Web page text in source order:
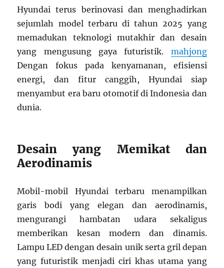
Hyundai terus berinovasi dan menghadirkan
sejumlah model terbaru di tahun 2025 yang
memadukan teknologi mutakhir dan desain
yang mengusung gaya futuristik. mahjong
Dengan fokus pada kenyamanan, efisiensi
energi, dan fitur canggih, Hyundai siap
menyambut era baru otomotif di Indonesia dan
dunia.
Desain yang Memikat dan
Aerodinamis
Mobil-mobil Hyundai terbaru menampilkan
garis bodi yang elegan dan aerodinamis,
mengurangi hambatan udara sekaligus
memberikan kesan modern dan dinamis.
Lampu LED dengan desain unik serta gril depan
yang futuristik menjadi ciri khas utama yang